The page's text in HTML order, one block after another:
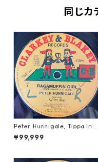
同じカ
Peter Hunnigale, Tippa Irie
- Raggamuffin Girl【12-50
045】
¥99,999